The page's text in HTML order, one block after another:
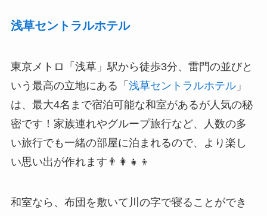
浅草セントラルホテル
東京メトロ「浅草」駅から徒歩3分、雷門の並びと
いう最高の立地にある「 浅草セントラルホテル」
は、最大4名まで宿泊可能な和室があるが人気の秘
密です！家族連れやグループ旅行など、人数の多
い旅行でも一緒の部屋に泊まれるので、より楽し
い思い出が作れます👨‍👩‍👧‍👦
和室なら、布団を敷いて川の字で寝ることができ